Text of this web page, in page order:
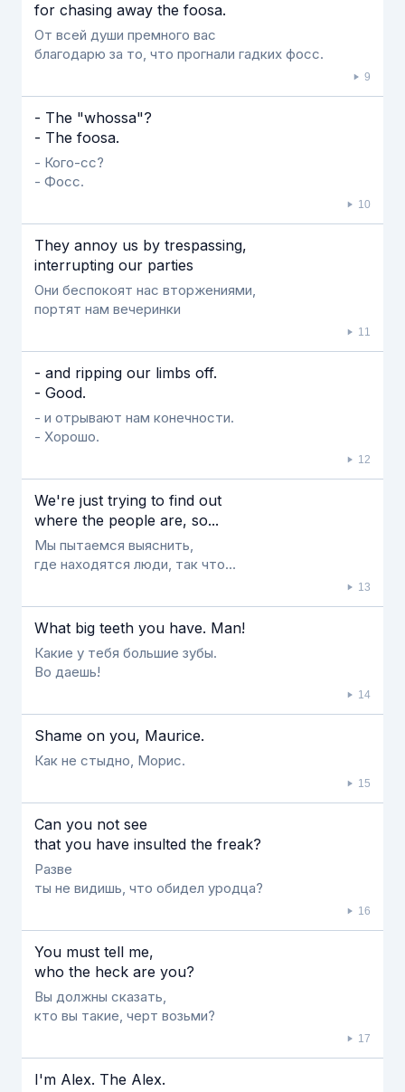
for chasing away the foosa.
От всей души премного вас
благодарю за то, что прогнали гадких фосс.
9
- The "whossa"?
- The foosa.
- Кого-сс?
- Фосс.
10
They annoy us by trespassing,
interrupting our parties
Они беспокоят нас вторжениями,
портят нам вечеринки
11
- and ripping our limbs off.
- Good.
- и отрывают нам конечности.
- Хорошо.
12
We're just trying to find out
where the people are, so...
Мы пытаемся выяснить,
где находятся люди, так что…
13
What big teeth you have. Man!
Какие у тебя большие зубы.
Во даешь!
14
Shame on you, Maurice.
Как не стыдно, Морис.
15
Can you not see
that you have insulted the freak?
Разве
ты не видишь, что обидел уродца?
16
You must tell me,
who the heck are you?
Вы должны сказать,
кто вы такие, черт возьми?
17
I'm Alex. The Alex.